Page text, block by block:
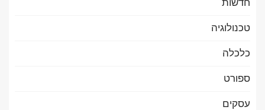
טכנולוגיה
כלכלה
ספורט
עסקים